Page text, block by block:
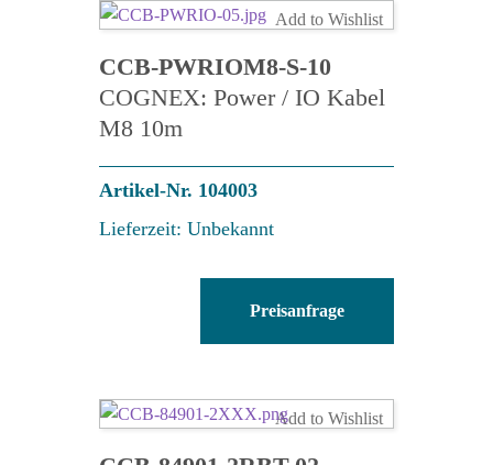
Add to Wishlist
CCB-PWRIOM8-S-10
COGNEX: Power / IO Kabel
M8 10m
Artikel-Nr. 104003
Lieferzeit: Unbekannt
PWRIOM8-
S-
Menge
Preisanfrage
Add to Wishlist